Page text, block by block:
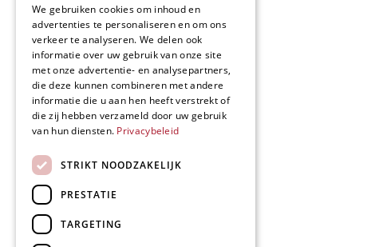
We gebruiken cookies om inhoud en
advertenties te personaliseren en om ons
verkeer te analyseren. We delen ook
informatie over uw gebruik van onze site
met onze advertentie- en analysepartners,
die deze kunnen combineren met andere
informatie die u aan hen heeft verstrekt of
die zij hebben verzameld door uw gebruik
van hun diensten. Privacybeleid
STRIKT NOODZAKELIJK
PRESTATIE
TARGETING